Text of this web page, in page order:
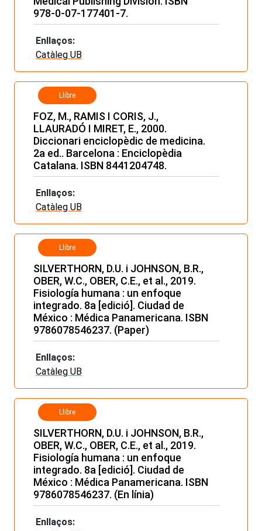
978-0-07-177401-7.
Enllaços:
Catàleg UB
Llibre
FOZ, M., RAMIS I CORIS, J.,
LLAURADÓ I MIRET, E., 2000.
Diccionari enciclopèdic de medicina.
2a ed.. Barcelona : Enciclopèdia
Catalana. ISBN 8441204748.
Enllaços:
Catàleg UB
Llibre
SILVERTHORN, D.U. i JOHNSON, B.R.,
OBER, W.C., OBER, C.E., et al., 2019.
Fisiología humana : un enfoque
integrado. 8a [edició]. Ciudad de
México : Médica Panamericana. ISBN
9786078546237. (Paper)
Enllaços:
Catàleg UB
Llibre
SILVERTHORN, D.U. i JOHNSON, B.R.,
OBER, W.C., OBER, C.E., et al., 2019.
Fisiología humana : un enfoque
integrado. 8a [edició]. Ciudad de
México : Médica Panamericana. ISBN
9786078546237. (En línia)
Enllaços: